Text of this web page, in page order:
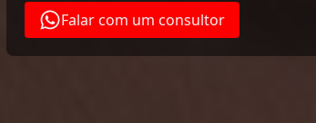
Falar com um consultor